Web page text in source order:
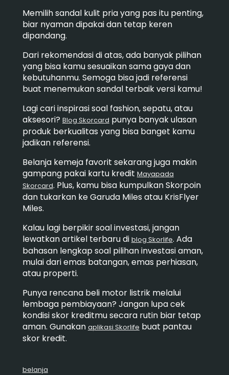
Memilih sandal kulit pria yang pas itu penting,
biar nyaman dipakai dan tetap keren
dipandang.
Dari rekomendasi di atas, ada banyak pilihan
yang bisa kamu sesuaikan sama gaya dan
kebutuhanmu. Semoga bisa jadi referensi
buat menemukan sandal terbaik versi kamu!
Lagi cari inspirasi soal fashion, sepatu, atau
aksesori? Blog Skorcard punya banyak ulasan
produk berkualitas yang bisa banget kamu
jadikan referensi.
Belanja kemeja favorit sekarang juga makin
gampang pakai kartu kredit Mayapada
Skorcard. Plus, kamu bisa kumpulkan Skorpoin
dan tukarkan ke Garuda Miles atau KrisFlyer
Miles.
Kalau lagi berpikir soal investasi, jangan
lewatkan artikel terbaru di blog Skorlife. Ada
bahasan lengkap soal pilihan investasi aman,
mulai dari emas batangan, emas perhiasan,
atau properti.
Punya rencana beli motor listrik melalui
lembaga pembiayaan? Jangan lupa cek
kondisi skor kreditmu secara rutin biar tetap
aman. Gunakan aplikasi Skorlife buat pantau
skor kredit.
belanja